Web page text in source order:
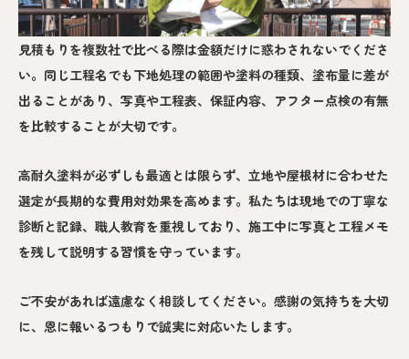
見積もりを複数社で比べる際は金額だけに惑わされないでくださ
い。同じ工程名でも下地処理の範囲や塗料の種類、塗布量に差が
出ることがあり、写真や工程表、保証内容、アフター点検の有無
を比較することが大切です。
高耐久塗料が必ずしも最適とは限らず、立地や屋根材に合わせた
選定が長期的な費用対効果を高めます。私たちは現地での丁寧な
診断と記録、職人教育を重視しており、施工中に写真と工程メモ
を残して説明する習慣を守っています。
ご不安があれば遠慮なく相談してください。感謝の気持ちを大切
に、恩に報いるつもりで誠実に対応いたします。